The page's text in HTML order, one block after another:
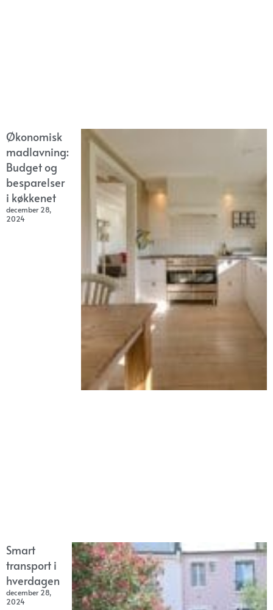
Økonomisk
madlavning:
Budget og
besparelser
i køkkenet
december 28,
2024
Smart
transport i
hverdagen
december 28,
2024